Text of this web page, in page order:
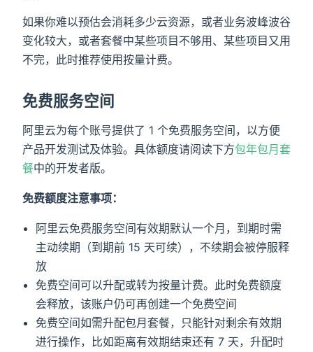
如果你难以预估会消耗多少云资源，或者业务波峰波谷
变化较大，或者套餐中某些项目不够用、某些项目又用
不完，此时推荐使用按量计费。
免费服务空间
阿里云为每个账号提供了 1 个免费服务空间，以方便
产品开发测试及体验。具体额度请阅读下方包年包月套
餐中的开发者版。
免费额度注意事项：
阿里云免费服务空间有效期默认一个月，到期时需
主动续期（到期前 15 天可续），不续期会被停服释
放
免费空间可以升配或转为按量计费。此时免费额度
会释放，该账户仍可再创建一个免费空间
免费空间如需升配包月套餐，只能针对剩余有效期
进行操作，比如距离有效期结束还有 7 天，升配时